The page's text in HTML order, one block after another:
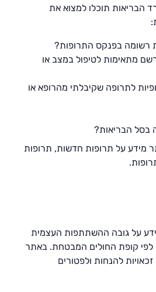
הבריאות תוכלו למצוא את
רשומה בפנקס התרופות?
מתאימות לטיפול במצב או
לתרופה שקיבלתי מהרופא או
בסל הבריאות?
מידע על תרופות חדשות, תרופות
על גובה ההשתתפות העצמית
לפי קופת החולים המבטחת. באתר
להנחות ולפטורים